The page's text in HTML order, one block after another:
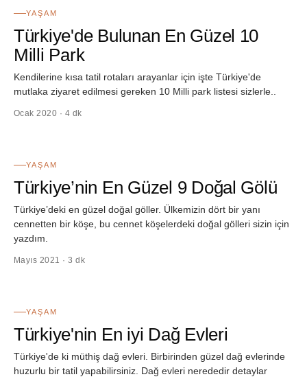
YAŞAM
Türkiye'de Bulunan En Güzel 10
Milli Park
Kendilerine kısa tatil rotaları arayanlar için işte Türkiye'de
mutlaka ziyaret edilmesi gereken 10 Milli park listesi sizlerle..
Ocak 2020 · 4 dk
YAŞAM
Türkiye’nin En Güzel 9 Doğal Gölü
Türkiye’deki en güzel doğal göller. Ülkemizin dört bir yanı
cennetten bir köşe, bu cennet köşelerdeki doğal gölleri sizin için
yazdım.
Mayıs 2021 · 3 dk
YAŞAM
Türkiye'nin En iyi Dağ Evleri
Türkiye'de ki müthiş dağ evleri. Birbirinden güzel dağ evlerinde
huzurlu bir tatil yapabilirsiniz. Dağ evleri nerededir detaylar